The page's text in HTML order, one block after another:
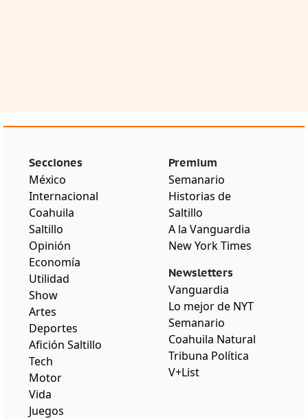
Secciones
México
Internacional
Coahuila
Saltillo
Opinión
Economía
Utilidad
Show
Artes
Deportes
Afición Saltillo
Tech
Motor
Vida
Juegos
Premium
Semanario
Historias de
Saltillo
A la Vanguardia
New York Times
Newsletters
Vanguardia
Lo mejor de NYT
Semanario
Coahuila Natural
Tribuna Política
V+List